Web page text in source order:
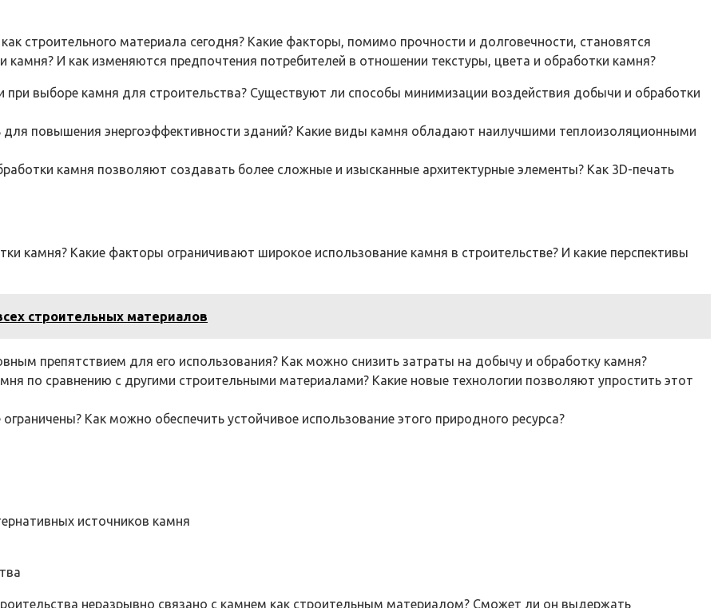
строительного материала сегодня? Какие факторы, помимо прочности и долговечности, становятся
И как изменяются предпочтения потребителей в отношении текстуры, цвета и обработки камня?
при выборе камня для строительства? Существуют ли способы минимизации воздействия добычи и обработки
для повышения энергоэффективности зданий? Какие виды камня обладают наилучшими теплоизоляционными
камня позволяют создавать более сложные и изысканные архитектурные элементы? Как 3D-печать
камня? Какие факторы ограничивают широкое использование камня в строительстве? И какие перспективы
строительных материалов
препятствием для его использования? Как можно снизить затраты на добычу и обработку камня?
по сравнению с другими строительными материалами? Какие новые технологии позволяют упростить этот
Как можно обеспечить устойчивое использование этого природного ресурса?
источников камня
неразрывно связано с камнем как строительным материалом? Сможет ли он выдержать